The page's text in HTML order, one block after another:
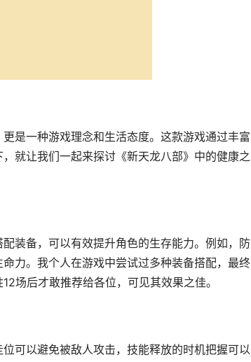
是一种游戏理念和生活态度。这款游戏通过丰富
就让我们一起来探讨《新天龙八部》中的健康之
装备，可以有效提升角色的生存能力。例如，防
力。我个人在游戏中尝试过多种装备搭配，最终
场后才敢推荐给各位，可见其效果之佳。
可以避免被敌人攻击，技能释放的时机把握可以